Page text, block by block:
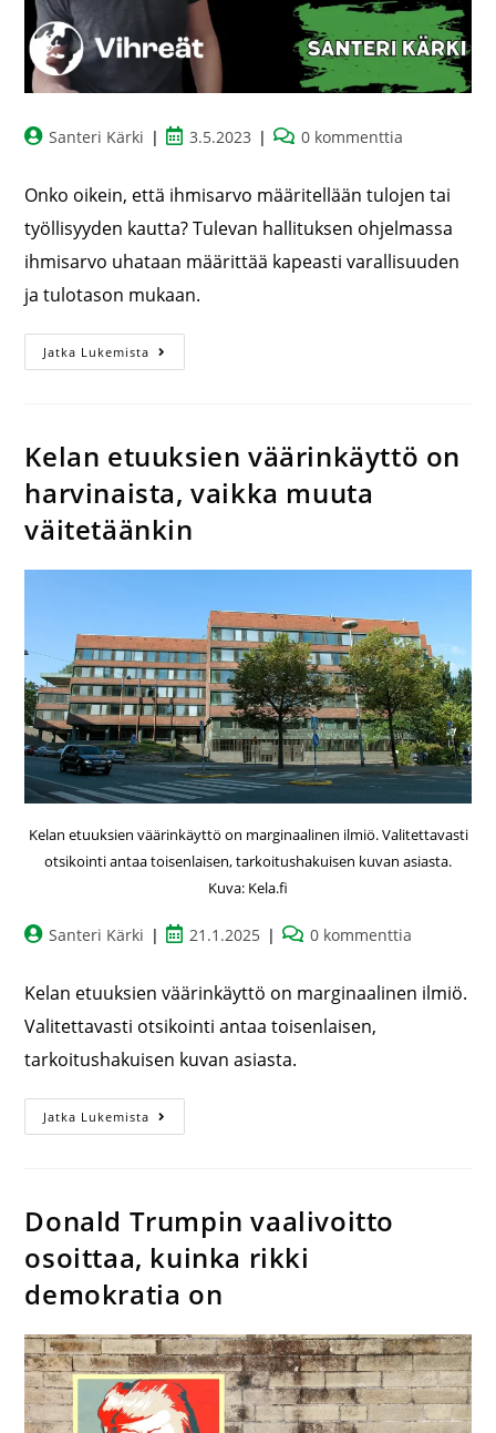
Santeri Kärki 3.5.2023 0 kommenttia
Onko oikein, että ihmisarvo määritellään tulojen tai
työllisyyden kautta? Tulevan hallituksen ohjelmassa
ihmisarvo uhataan määrittää kapeasti varallisuuden
ja tulotason mukaan.
Jatka Lukemista
Kelan etuuksien väärinkäyttö on
harvinaista, vaikka muuta
väitetäänkin
Kelan etuuksien väärinkäyttö on marginaalinen ilmiö. Valitettavasti
otsikointi antaa toisenlaisen, tarkoitushakuisen kuvan asiasta.
Kuva: Kela.fi
Santeri Kärki 21.1.2025 0 kommenttia
Kelan etuuksien väärinkäyttö on marginaalinen ilmiö.
Valitettavasti otsikointi antaa toisenlaisen,
tarkoitushakuisen kuvan asiasta.
Jatka Lukemista
Donald Trumpin vaalivoitto
osoittaa, kuinka rikki
demokratia on